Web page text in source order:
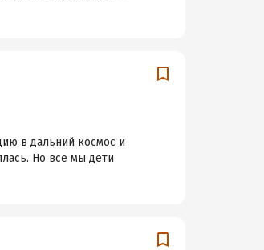
в дальний космос и
Но все мы дети